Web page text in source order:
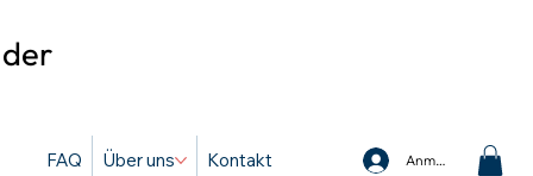
Anmelden
FAQ Über uns Kontakt